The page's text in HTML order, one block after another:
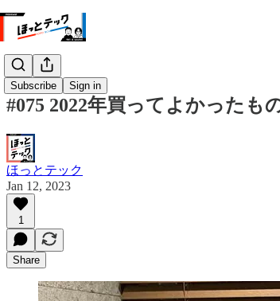
Subscribe Sign in
#075 2022年買ってよかったも
ほっとテック
Jan 12, 2023
1
Share